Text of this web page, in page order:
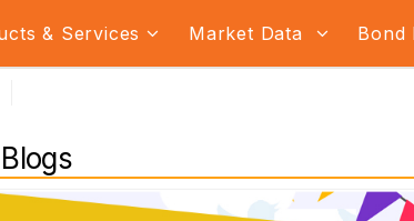
& Services Market Data Bond